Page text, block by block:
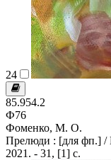
24
85.954.2
Ф76
Фоменко, М. О.
Прелюди : [для фп.] /
2021. - 31, [1] с.